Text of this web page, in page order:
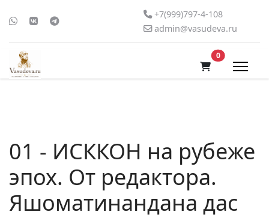
+7(999)797-4-108
admin@vasudeva.ru
0В корзину
01 - ИСККОН на рубеже
эпох. От редактора.
Яшоматинандана дас